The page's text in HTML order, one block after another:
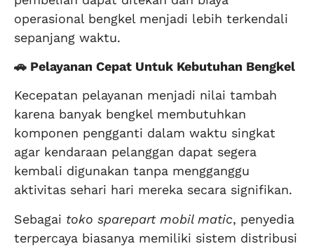
operasional bengkel menjadi lebih terkendali
sepanjang waktu.
🚗 Pelayanan Cepat Untuk Kebutuhan Bengkel
Kecepatan pelayanan menjadi nilai tambah
karena banyak bengkel membutuhkan
komponen pengganti dalam waktu singkat
agar kendaraan pelanggan dapat segera
kembali digunakan tanpa mengganggu
aktivitas sehari hari mereka secara signifikan.
Sebagai toko sparepart mobil matic, penyedia
terpercaya biasanya memiliki sistem distribusi